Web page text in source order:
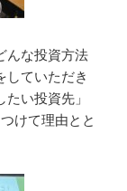
んな投資方法
していただき
い投資先」
けて理由とと